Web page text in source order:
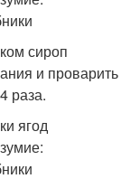
сироп
и проварить
раза.